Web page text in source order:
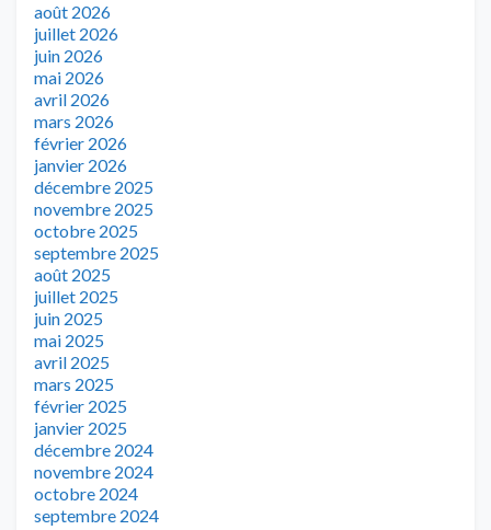
août 2026
juillet 2026
juin 2026
mai 2026
avril 2026
mars 2026
février 2026
janvier 2026
décembre 2025
novembre 2025
octobre 2025
septembre 2025
août 2025
juillet 2025
juin 2025
mai 2025
avril 2025
mars 2025
février 2025
janvier 2025
décembre 2024
novembre 2024
octobre 2024
septembre 2024